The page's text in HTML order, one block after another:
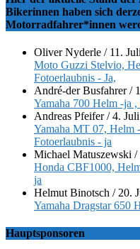
Bikerinnen haben sich
Motorradfahrer*innen
Oliver Nyderle / 11.
Moto Guzzi Stelvio,
Fotoerlaubnis - Ja,
André-der Busfahrer/
Yamaha 700 Helm -ja
Andreas Pfeifer/4.
Yamaha MT 07, Helm
Fotoerlaubnis - ja
Michael Matuszewski /
Honda CBF1000,
ja
Helmut Binotsch / 20.
Yamaha Dragstar 650
Hauptsponsoren